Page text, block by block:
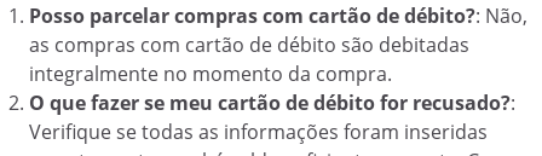
Posso parcelar compras com cartão de débito?: Não,
as compras com cartão de débito são debitadas
integralmente no momento da compra.
O que fazer se meu cartão de débito for recusado?:
Verifique se todas as informações foram inseridas